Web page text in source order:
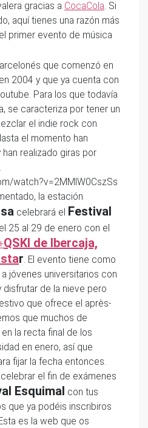
gracias a CocaCola. Si
aquí tienes una razón más
primer evento de música
que comenzó en
2004 y que ya cuenta con
Para los que todavía
se caracteriza por tener un
el indie rock con
el momento han
realizado giras por
watch?v=2MMlW0CszSs
la estación
celebrará el Festival
25 al 29 de enero con el
QSKI de Ibercaja,
r. El evento tiene como
jóvenes universitarios con
disfrutar de la nieve pero
que ofrece el après-
que muchos de
la recta final de los
en enero, así que
fijar la fecha entonces.
el fin de exámenes
Esquimal con tus
que ya podéis inscribiros
es la web que os